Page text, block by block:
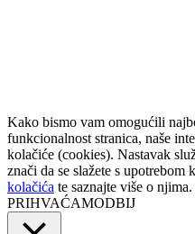
Kako bismo vam omogućili
funkcionalnost stranica, naše
kolačiće (cookies). Nastavak
znači da se slažete s upotrebom
kolačića te saznajte više o njima.
PRIHVAĆAMODBIJ